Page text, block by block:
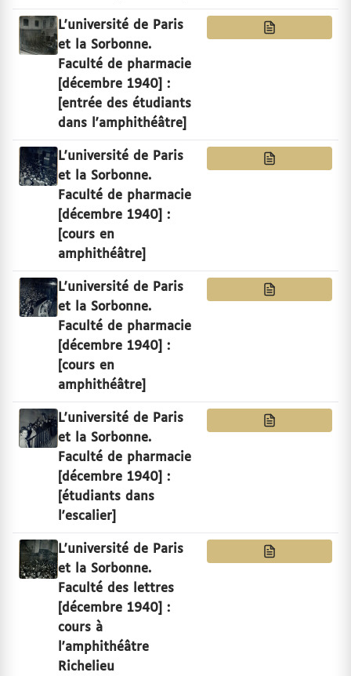
L'université de Paris
et la Sorbonne.
Faculté de pharmacie
[décembre 1940] :
[entrée des étudiants
dans l'amphithéâtre]
L'université de Paris
et la Sorbonne.
Faculté de pharmacie
[décembre 1940] :
[cours en
amphithéâtre]
L'université de Paris
et la Sorbonne.
Faculté de pharmacie
[décembre 1940] :
[cours en
amphithéâtre]
L'université de Paris
et la Sorbonne.
Faculté de pharmacie
[décembre 1940] :
[étudiants dans
l'escalier]
L'université de Paris
et la Sorbonne.
Faculté des lettres
[décembre 1940] :
cours à
l'amphithéâtre
Richelieu